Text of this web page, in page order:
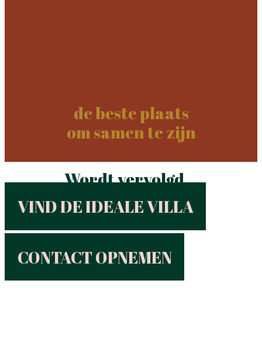
de beste plaats
om samen te zijn
Wordt vervolgd...
VIND DE IDEALE VILLA
CONTACT OPNEMEN